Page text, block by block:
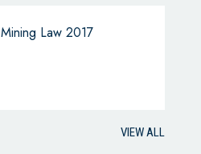
Mining Law 2017
VIEW ALL